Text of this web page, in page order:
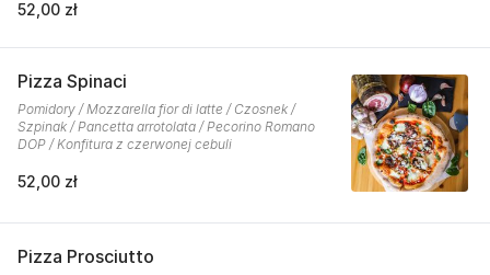
52,00 zł
Pizza Spinaci
Pomidory / Mozzarella fior di latte / Czosnek /
Szpinak / Pancetta arrotolata / Pecorino Romano
DOP / Konfitura z czerwonej cebuli
52,00 zł
Pizza Prosciutto